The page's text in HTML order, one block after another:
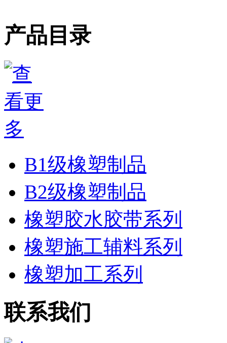
产品目录
B1级橡塑制品
B2级橡塑制品
橡塑胶水胶带系列
橡塑施工辅料系列
橡塑加工系列
联系我们